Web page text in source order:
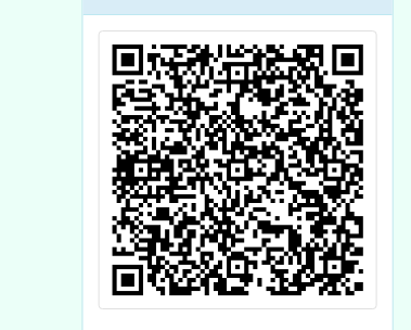
府辦理「115
專業成長研習
教師妥善運用研習資
源，若不克前往應提前